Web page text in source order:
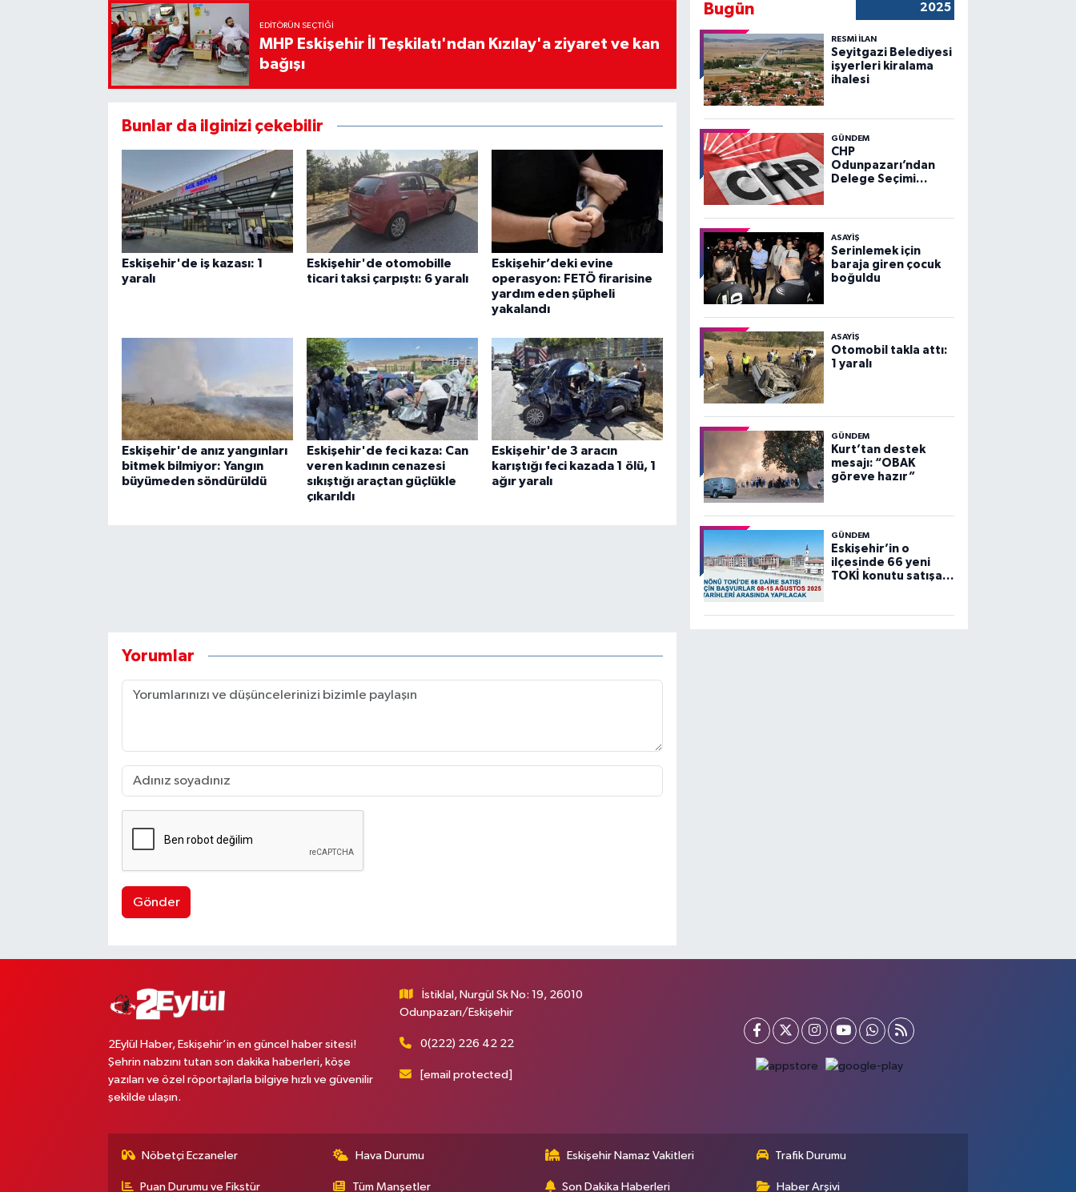
EDITÖRÜN SEÇTIĞI
MHP Eskişehir İl Teşkilatı'ndan Kızılay'a ziyaret ve kan
bağışı
Bunlar da ilginizi çekebilir
Eskişehir'de iş kazası: 1
yaralı
Eskişehir'de otomobille
ticari taksi çarpıştı: 6 yaralı
Eskişehir’deki evine
operasyon: FETÖ firarisine
yardım eden şüpheli
yakalandı
Eskişehir'de anız yangınları
bitmek bilmiyor: Yangın
büyümeden söndürüldü
Eskişehir'de feci kaza: Can
veren kadının cenazesi
sıkıştığı araçtan güçlükle
çıkarıldı
Eskişehir'de 3 aracın
karıştığı feci kazada 1 ölü, 1
ağır yaralı
Yorumlar
Gönder
Bugün
2025
RESMİ İLAN
Seyitgazi Belediyesi
işyerleri kiralama
ihalesi
GÜNDEM
CHP
Odunpazarı’ndan
Delege Seçimi
ASAYİŞ
Serinlemek için
baraja giren çocuk
boğuldu
ASAYİŞ
Otomobil takla attı:
1 yaralı
GÜNDEM
Kurt’tan destek
mesajı: “OBAK
göreve hazır”
GÜNDEM
Eskişehir’in o
ilçesinde 66 yeni
TOKİ konutu satışa
2Eylül Haber, Eskişehir’in en güncel haber sitesi!
Şehrin nabzını tutan son dakika haberleri, köşe
yazıları ve özel röportajlarla bilgiye hızlı ve güvenilir
şekilde ulaşın.
İstiklal, Nurgül Sk No: 19, 26010
Odunpazarı/Eskişehir
0(222) 226 42 22
[email protected]
Nöbetçi Eczaneler Hava Durumu Eskişehir Namaz Vakitleri Trafik Durumu
Puan Durumu ve Fikstür Tüm Manşetler Son Dakika Haberleri Haber Arşivi